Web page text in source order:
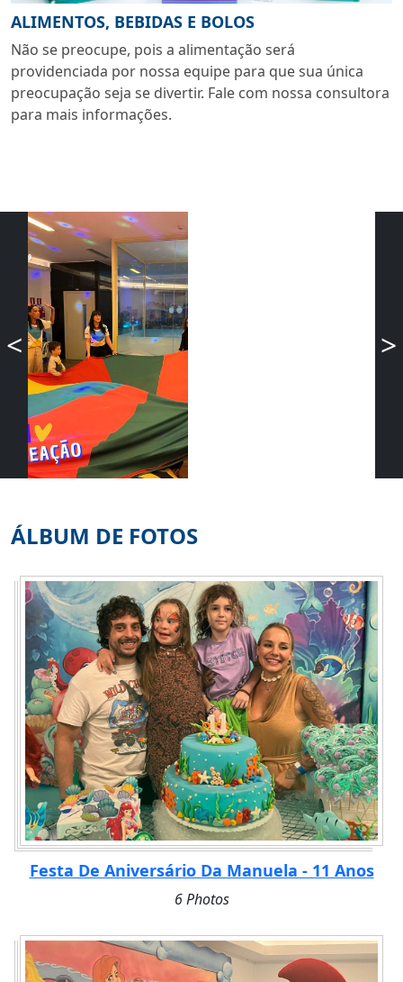
ALIMENTOS, BEBIDAS E BOLOS
Não se preocupe, pois a alimentação será
providenciada por nossa equipe para que sua única
preocupação seja se divertir. Fale com nossa consultora
para mais informações.
< >
ÁLBUM DE FOTOS
Festa De Aniversário Da Manuela - 11 Anos
6 Photos